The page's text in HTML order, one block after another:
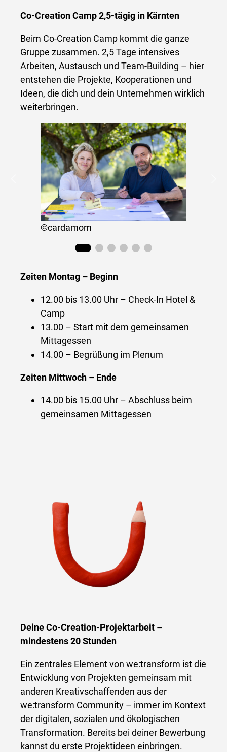
Co-Creation Camp 2,5-tägig in Kärnten
Beim Co-Creation Camp kommt die ganze
Gruppe zusammen. 2,5 Tage intensives
Arbeiten, Austausch und Team-Building – hier
entstehen die Projekte, Kooperationen und
Ideen, die dich und dein Unternehmen wirklich
weiterbringen.
©cardamom
Zeiten Montag – Beginn
12.00 bis 13.00 Uhr – Check-In Hotel &
Camp
13.00 – Start mit dem gemeinsamen
Mittagessen
14.00 – Begrüßung im Plenum
Zeiten Mittwoch – Ende
14.00 bis 15.00 Uhr – Abschluss beim
gemeinsamen Mittagessen
Deine Co-Creation-Projektarbeit –
mindestens 20 Stunden
Ein zentrales Element von we:transform ist die
Entwicklung von Projekten gemeinsam mit
anderen Kreativschaffenden aus der
we:transform Community – immer im Kontext
der digitalen, sozialen und ökologischen
Transformation. Bereits bei deiner Bewerbung
kannst du erste Projektideen einbringen.